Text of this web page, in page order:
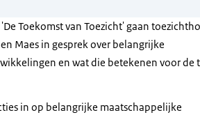
Toekomst van Toezicht' gaan
Maes in gesprek over belangrijke
en wat die betekenen voor de
in op belangrijke maatschappelijke